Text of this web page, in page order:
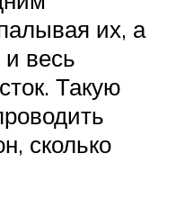
их, а
и весь
Такую
сколько